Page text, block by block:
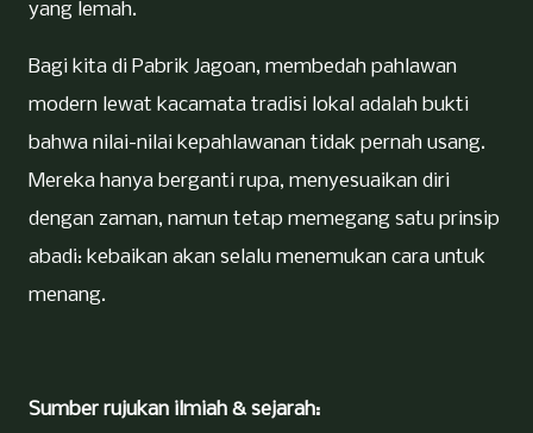
yang lemah.
Bagi kita di Pabrik Jagoan, membedah pahlawan
modern lewat kacamata tradisi lokal adalah bukti
bahwa nilai-nilai kepahlawanan tidak pernah usang.
Mereka hanya berganti rupa, menyesuaikan diri
dengan zaman, namun tetap memegang satu prinsip
abadi: kebaikan akan selalu menemukan cara untuk
menang.
Sumber rujukan ilmiah & sejarah: